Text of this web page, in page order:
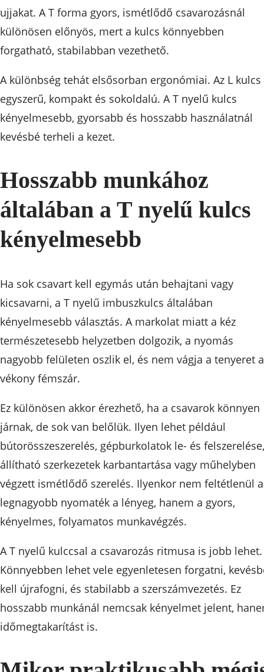
ujjakat. A T forma gyors, ismétlődő csavarozásnál
különösen előnyös, mert a kulcs könnyebben
forgatható, stabilabban vezethető.
A különbség tehát elsősorban ergonómiai. Az L kulcs
egyszerű, kompakt és sokoldalú. A T nyelű kulcs
kényelmesebb, gyorsabb és hosszabb használatnál
kevésbé terheli a kezet.
Hosszabb munkához
általában a T nyelű kulcs
kényelmesebb
Ha sok csavart kell egymás után behajtani vagy
kicsavarni, a T nyelű imbuszkulcs általában
kényelmesebb választás. A markolat miatt a kéz
természetesebb helyzetben dolgozik, a nyomás
nagyobb felületen oszlik el, és nem vágja a tenyeret a
vékony fémszár.
Ez különösen akkor érezhető, ha a csavarok könnyen
járnak, de sok van belőlük. Ilyen lehet például
bútorösszeszerelés, gépburkolatok le- és felszerelése,
állítható szerkezetek karbantartása vagy műhelyben
végzett ismétlődő szerelés. Ilyenkor nem feltétlenül a
legnagyobb nyomaték a lényeg, hanem a gyors,
kényelmes, folyamatos munkavégzés.
A T nyelű kulccsal a csavarozás ritmusa is jobb lehet.
Könnyebben lehet vele egyenletesen forgatni,
kell újrafogni, és stabilabb a szerszámvezetés. Ez
hosszabb munkánál nemcsak kényelmet jelent,
időmegtakarítást is.